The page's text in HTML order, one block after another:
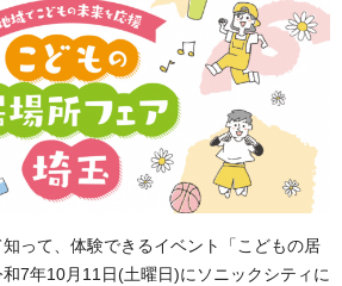
って、体験できるイベント「こどもの居
7年10月11日(土曜日)にソニックシティに